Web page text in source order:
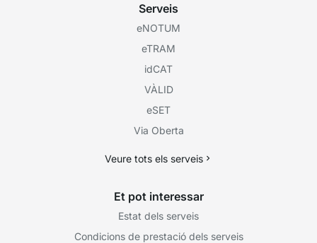
Serveis
eNOTUM
eTRAM
idCAT
VÀLID
eSET
Via Oberta
Veure tots els serveis
Et pot interessar
Estat dels serveis
Condicions de prestació dels serveis